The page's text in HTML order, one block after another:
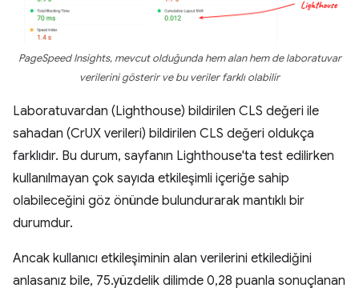
PageSpeed Insights, mevcut olduğunda hem alan hem de laboratuvar
verilerini gösterir ve bu veriler farklı olabilir
Laboratuvardan (Lighthouse) bildirilen CLS değeri ile
sahadan (CrUX verileri) bildirilen CLS değeri oldukça
farklıdır. Bu durum, sayfanın Lighthouse'ta test edilirken
kullanılmayan çok sayıda etkileşimli içeriğe sahip
olabileceğini göz önünde bulundurarak mantıklı bir
durumdur.
Ancak kullanıcı etkileşiminin alan verilerini etkilediğini
anlasanız bile, 75.yüzdelik dilimde 0,28 puanla sonuçlanan